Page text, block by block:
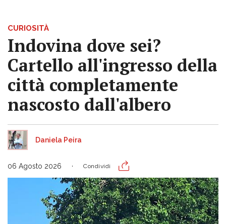
CURIOSITÀ
Indovina dove sei?
Cartello all'ingresso della
città completamente
nascosto dall'albero
Daniela Peira
06 Agosto 2026 Condividi